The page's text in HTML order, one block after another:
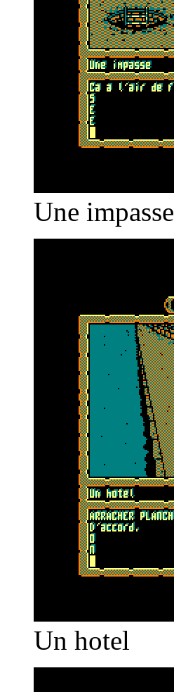
Une impasse
Un hotel